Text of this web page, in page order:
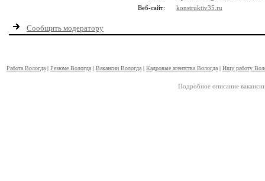
Веб-сайт:
konstruktiv35.ru
Сообщить модератору
Работа Вологда | Резюме Вологда | Вакансии Вологда | Кадровые агентства Вологда | Ищу работу
Подробное описание